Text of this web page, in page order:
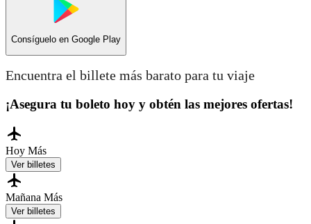
Consíguelo en Google Play
Encuentra el billete más barato para tu viaje
¡Asegura tu boleto hoy y obtén las mejores ofertas!
Hoy Más
Ver billetes
Mañana Más
Ver billetes